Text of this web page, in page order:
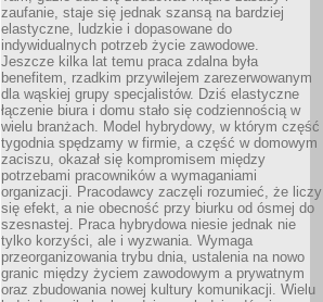
zaufanie, staje się jednak szansą na bardziej
elastyczne, ludzkie i dopasowane do
indywidualnych potrzeb życie zawodowe.
Jeszcze kilka lat temu praca zdalna była
benefitem, rzadkim przywilejem zarezerwowanym
dla wąskiej grupy specjalistów. Dziś elastyczne
łączenie biura i domu stało się codziennością w
wielu branżach. Model hybrydowy, w którym część
tygodnia spędzamy w firmie, a część w domowym
zaciszu, okazał się kompromisem między
potrzebami pracowników a wymaganiami
organizacji. Pracodawcy zaczęli rozumieć, że liczy
się efekt, a nie obecność przy biurku od ósmej do
szesnastej. Praca hybrydowa niesie jednak nie
tylko korzyści, ale i wyzwania. Wymaga
przeorganizowania trybu dnia, ustalenia na nowo
granic między życiem zawodowym a prywatnym
oraz zbudowania nowej kultury komunikacji. Wielu